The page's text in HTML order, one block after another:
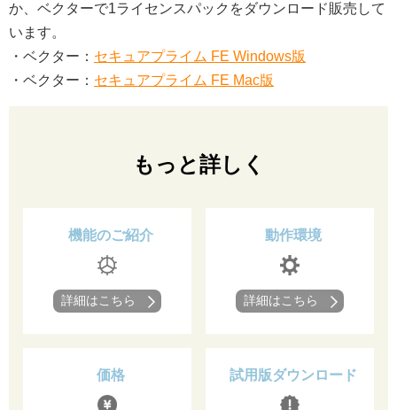
か、ベクターで1ライセンスパックをダウンロード販売して
います。
・ベクター： セキュアプライム FE Windows版
・ベクター： セキュアプライム FE Mac版
もっと詳しく
機能のご紹介
詳細はこちら
動作環境
詳細はこちら
価格 試用版ダウンロード